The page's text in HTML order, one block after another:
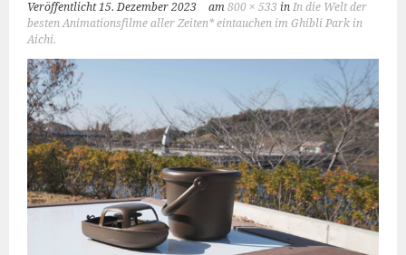
Veröffentlicht15. Dezember 2023 am800 × 533 inIn die Welt der
besten Animationsfilme aller Zeiten* eintauchen im Ghibli Park in
Aichi.